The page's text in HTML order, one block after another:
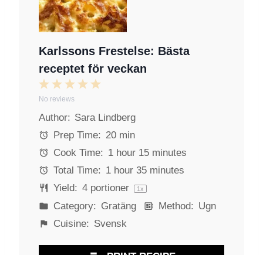
Karlssons Frestelse: Bästa
receptet för veckan
5
t
r
4
t
a
r
s
3
t
a
r
s
2
S
t
a
r
s
1
S
t
a
No reviews
Author: Sara Lindberg
Prep Time: 20 min
Cook Time: 1 hour 15 minutes
Total Time: 1 hour 35 minutes
Yield: 4portioner 1x
Category: Gratäng Method: Ugn
Cuisine: Svensk